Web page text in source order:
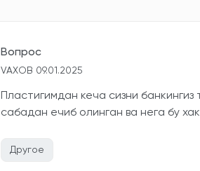
Вопрос
VAXOB 09.01.2025
Пластигимдан кеча сизни
сабадан ечиб олинган ва нега бу
Другое